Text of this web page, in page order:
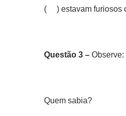
( ) estavam furiosos
Questão 3 – Observe:
Quem sabia?